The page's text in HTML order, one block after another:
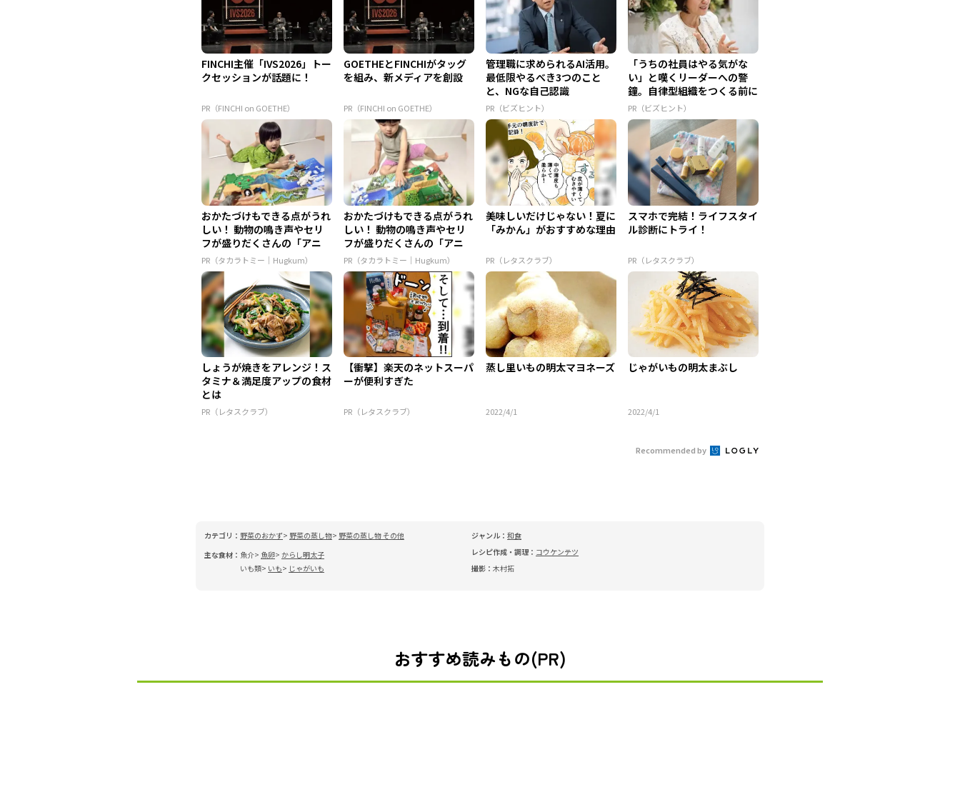
FINCHI主催「IVS2026」トー
クセッションが話題に！
PR（FINCHI on GOETHE）
GOETHEとFINCHIがタッグ
を組み、新メディアを創設
PR（FINCHI on GOETHE）
管理職に求められるAI活用。
最低限やるべき3つのこと
と、NGな自己認識
PR（ビズヒント）
「うちの社員はやる気がな
い」と嘆くリーダーへの警
鐘。自律型組織をつくる前に
外せな...
PR（ビズヒント）
おかたづけもできる点がうれ
しい！ 動物の鳴き声やセリ
フが盛りだくさんの「アニ
ア ...
PR（タカラトミー｜Hugkum）
おかたづけもできる点がうれ
しい！ 動物の鳴き声やセリ
フが盛りだくさんの「アニ
ア ...
PR（タカラトミー｜Hugkum）
美味しいだけじゃない！夏に
「みかん」がおすすめな理由
PR（レタスクラブ）
スマホで完結！ライフスタイ
ル診断にトライ！
PR（レタスクラブ）
しょうが焼きをアレンジ！ス
タミナ＆満足度アップの食材
とは
PR（レタスクラブ）
【衝撃】楽天のネットスーパ
ーが便利すぎた
PR（レタスクラブ）
蒸し里いもの明太マヨネーズ
2022/4/1
じゃがいもの明太まぶし
2022/4/1
Recommended by
カテゴリ： 野菜のおかず 野菜の蒸し物
野菜の蒸し物 その他
主な食材： 魚介 魚卵
からし明太子
いも類
いも じゃがいも
ジャンル： 和食
レシピ作成・調理： コウケンテツ
撮影： 木村拓
おすすめ読みもの(PR)